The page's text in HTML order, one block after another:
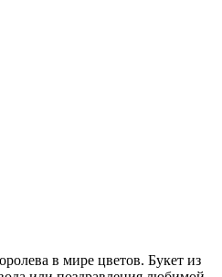
в мире цветов. Букет из